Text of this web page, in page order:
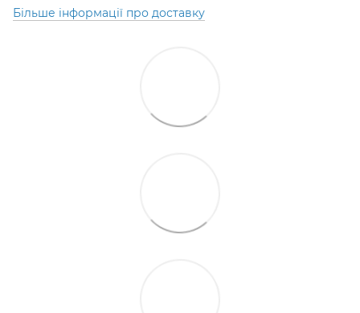
Більше інформації про доставку